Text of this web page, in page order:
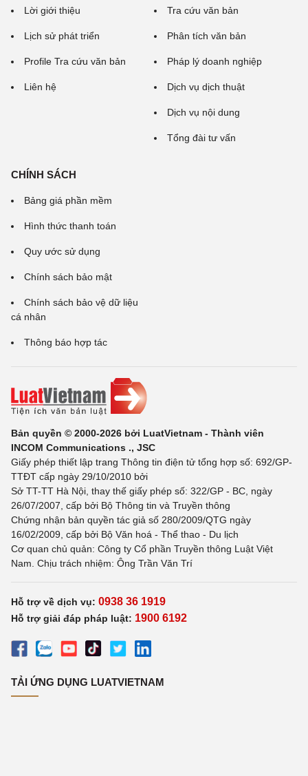
Lời giới thiệu
Lịch sử phát triển
Profile Tra cứu văn bản
Liên hệ
Tra cứu văn bản
Phân tích văn bản
Pháp lý doanh nghiệp
Dịch vụ dịch thuật
Dịch vụ nội dung
Tổng đài tư vấn
CHÍNH SÁCH
Bảng giá phần mềm
Hình thức thanh toán
Quy ước sử dụng
Chính sách bảo mật
Chính sách bảo vệ dữ liệu
cá nhân
Thông báo hợp tác
Bản quyền © 2000-2026 bởi LuatVietnam - Thành viên
INCOM Communications ., JSC
Giấy phép thiết lập trang Thông tin điện tử tổng hợp số: 692/GP-
TTĐT cấp ngày 29/10/2010 bởi
Sở TT-TT Hà Nội, thay thế giấy phép số: 322/GP - BC, ngày
26/07/2007, cấp bởi Bộ Thông tin và Truyền thông
Chứng nhận bản quyền tác giả số 280/2009/QTG ngày
16/02/2009, cấp bởi Bộ Văn hoá - Thể thao - Du lịch
Cơ quan chủ quản: Công ty Cổ phần Truyền thông Luật Việt
Nam. Chịu trách nhiệm: Ông Trần Văn Trí
Hỗ trợ về dịch vụ: 0938 36 1919
Hỗ trợ giải đáp pháp luật: 1900 6192
TẢI ỨNG DỤNG LUATVIETNAM